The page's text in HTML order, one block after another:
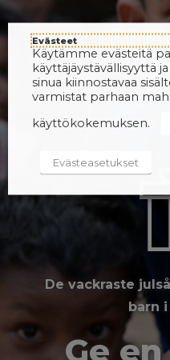
De vackraste
barn
Ge
Evästeet
Käytämme evästeitä
käyttäjäystävällisyyttä
sinua kiinnostavaa
varmistat parhaan
käyttökokemuksen.
Evästeasetukset